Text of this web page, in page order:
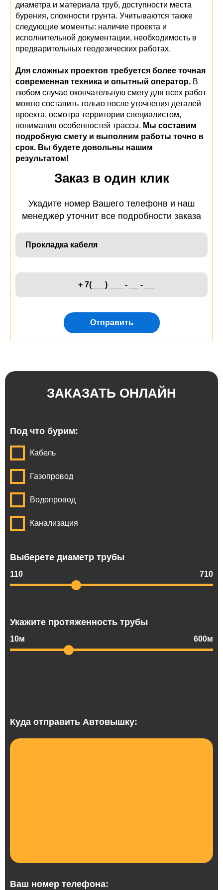
диаметра и материала труб, доступности места
бурения, сложности грунта. Учитываются также
следующие моменты: наличие проекта и
исполнительной документации, необходимость в
предварительных геодезических работах.
Для сложных проектов требуется более точная
современная техника и опытный оператор. В
любом случае окончательную смету для всех работ
можно составить только после уточнения деталей
проекта, осмотра территории специалистом,
понимания особенностей трассы. Мы составим
подробную смету и выполним работы точно в
срок. Вы будете довольны нашим
результатом!
Заказ в один клик
Укадите номер Вашего телефонв и наш
менеджер уточнит все подробности заказа
Отправить
ЗАКАЗАТЬ ОНЛАЙН
Под что бурим:
Кабель
Газопровод
Водопровод
Канализация
Выберете диаметр трубы
110 710
Укажите протяженность трубы
10м 600м
Куда отправить Автовышку:
Ваш номер телефона: